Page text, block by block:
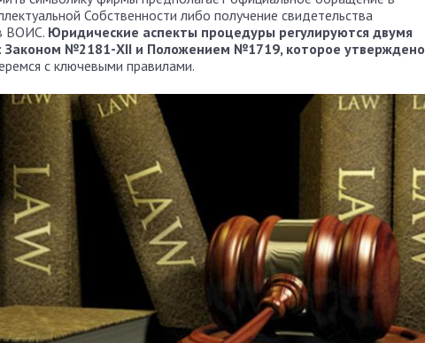
Собственности либо получение свидетельства
ВОИС. Юридические аспекты процедуры регулируются двумя
Законом №2181-XII и Положением №1719, которое утверждено
с ключевыми правилами.